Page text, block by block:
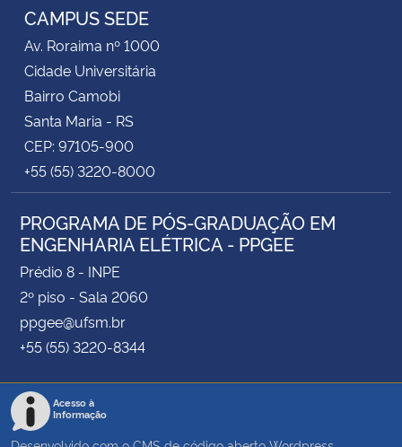
CAMPUS SEDE
Av. Roraima nº 1000
Cidade Universitária
Bairro Camobi
Santa Maria - RS
CEP: 97105-900
+55 (55) 3220-8000
PROGRAMA DE PÓS-GRADUAÇÃO EM
ENGENHARIA ELÉTRICA - PPGEE
Prédio 8 - INPE
2º piso - Sala 2060
ppgee@ufsm.br
+55 (55) 3220-8344
Acesso à
Informação